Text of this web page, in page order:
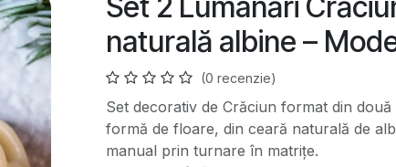
naturală albine –
(0 recenzie)
Set decorativ de Crăciun format din
formă de floare, din ceară naturală de
manual prin turnare în matrițe.